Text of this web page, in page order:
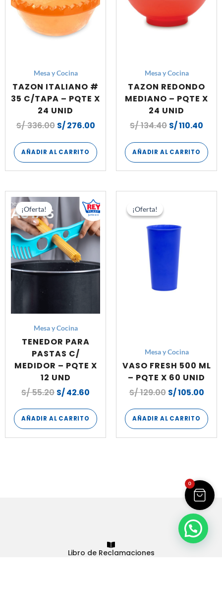
Mesa y Cocina
TAZON ITALIANO #
35 C/TAPA – PQTE X
24 UNID
S/336.00 S/276.00
AÑADIR AL CARRITO
Mesa y Cocina
TAZON REDONDO
MEDIANO – PQTE X
24 UNID
S/134.40 S/110.40
AÑADIR AL CARRITO
¡Oferta!
¡Oferta!
Mesa y Cocina
TENEDOR PARA
PASTAS C/
MEDIDOR – PQTE X
12 UND
S/55.20
El
precio
original
era:
S/ 55.20.
S/42.60
precio
actual
es:
S/ 42.60.
AÑADIR AL CARRITO
¡Oferta!
¡Oferta!
Mesa y Cocina
VASO FRESH 500 ML
– PQTE X 60 UNID
S/129.00
era:
S/ 129.00.
S/105.00
AÑADIR AL CARRITO
Libro de Reclamaciones
0